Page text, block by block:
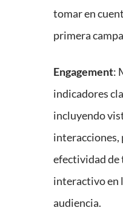
tomar en
primera
Engagement:
indicadores
incluyendo
interacciones,
efectividad
interactivo en
audiencia.